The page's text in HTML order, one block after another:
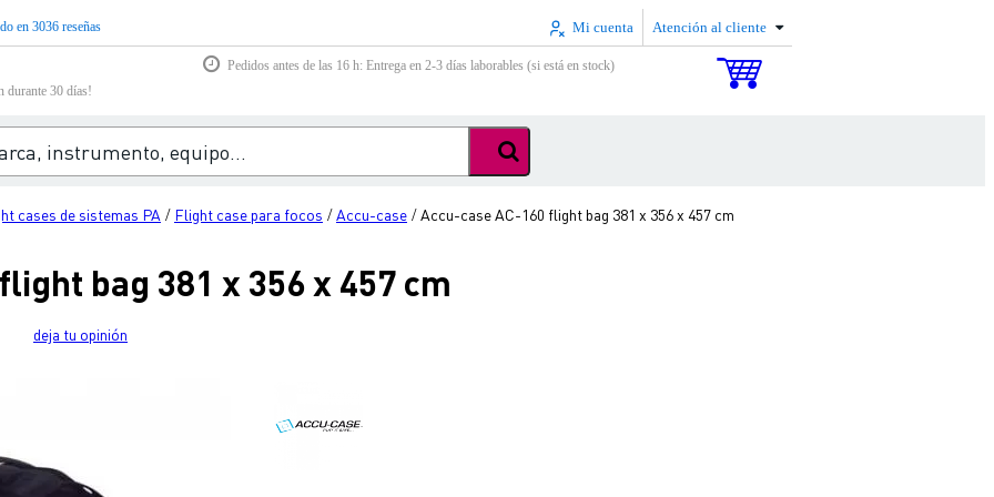
en 3036 reseñas Mi cuenta Atención al cliente
Pedidos antes de las 16 h: Entrega en 2-3 días laborables (si está en stock)
durante 30 días!
cases de sistemas PA / Flight case para focos /Accu-case /Accu-case AC-160 flight bag 381 x 356 x 457 cm
bag 381 x 356 x 457 cm
deja tu opinión